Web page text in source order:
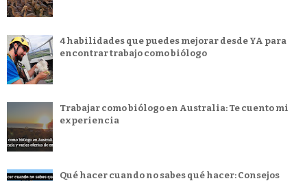
4 habilidades que puedes mejorar desde YA para
encontrar trabajo como biólogo
Trabajar como biólogo en Australia: Te cuento mi
experiencia
Qué hacer cuando no sabes qué hacer: Consejos